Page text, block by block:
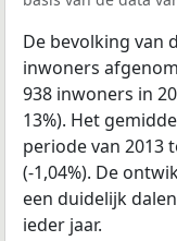
De bevolking van
inwoners
938 inwoners in
13%). Het
periode van 2013
(-1,04%). De
een duidelijk
ieder jaar.